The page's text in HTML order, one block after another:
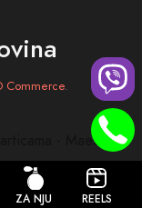
ZA NJU REELS
Commerce.